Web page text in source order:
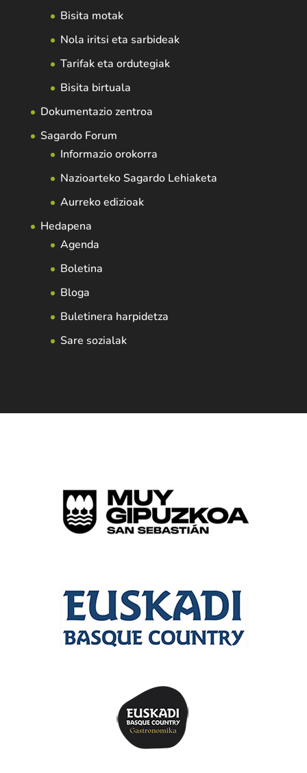
Bisita motak
Nola iritsi eta sarbideak
Tarifak eta ordutegiak
Bisita birtuala
Dokumentazio zentroa
Sagardo Forum
Informazio orokorra
Nazioarteko Sagardo Lehiaketa
Aurreko edizioak
Hedapena
Agenda
Boletina
Bloga
Buletinera harpidetza
Sare sozialak